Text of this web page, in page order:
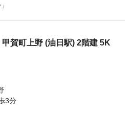
甲賀町上野 (油日駅) 2階建 5K
3分